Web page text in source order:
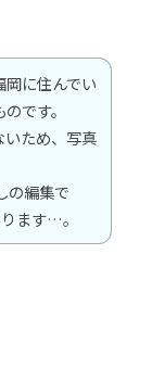
に住んでい
です。
ため、写真
の編集で
ます…。